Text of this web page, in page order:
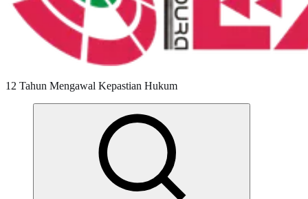
12 Tahun Mengawal Kepastian Hukum